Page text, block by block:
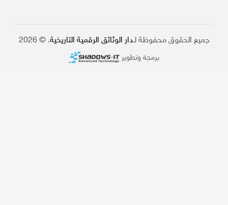
جميع الحقوق محفوظة لـ دار الوثائق الرقمية التاريخية. © 2026
برمجة وتطوير